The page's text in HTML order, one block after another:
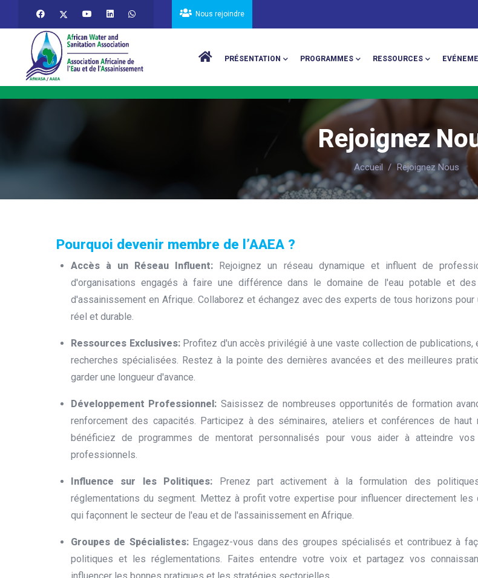
Aller au contenu principal
Nous rejoindre
Main navigation
PRÉSENTATION PROGRAMMES RESSOURCES
Rejoignez
Accueil / Rejoignez Nous
Pourquoi devenir membre de l’AAEA ?
Accès à un Réseau Influent: Rejoignez un réseau dynamique et influent de
d'organisations engagés à faire une différence dans le domaine de l'eau potable et
d'assainissement en Afrique. Collaborez et échangez avec des experts de tous horizons pour
réel et durable.
Ressources Exclusives: Profitez d'un accès privilégié à une vaste collection de publications,
recherches spécialisées. Restez à la pointe des dernières avancées et des meilleures
garder une longueur d'avance.
Développement Professionnel: Saisissez de nombreuses opportunités de formation
renforcement des capacités. Participez à des séminaires, ateliers et conférences de haut
bénéficiez de programmes de mentorat personnalisés pour vous aider à atteindre
professionnels.
Influence sur les Politiques: Prenez part activement à la formulation des
réglementations du segment. Mettez à profit votre expertise pour influencer directement les
qui façonnent le secteur de l'eau et de l'assainissement en Afrique.
Groupes de Spécialistes: Engagez-vous dans des groupes spécialisés et contribuez à
politiques et les réglementations. Faites entendre votre voix et partagez vos